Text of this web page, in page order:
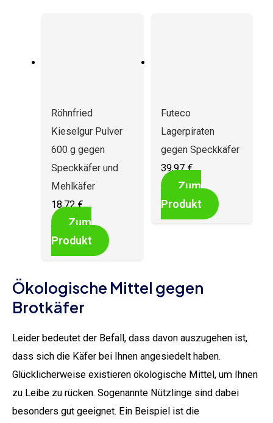
Röhnfried
Kieselgur Pulver
600 g gegen
Speckkäfer und
Mehlkäfer
18,72€
Zum
Produkt
Futeco
Lagerpiraten
gegen Speckkäfer
39,97€
Zum
Produkt
Ökologische Mittel gegen
Brotkäfer
Leider bedeutet der Befall, dass davon auszugehen ist,
dass sich die Käfer bei Ihnen angesiedelt haben.
Glücklicherweise existieren ökologische Mittel, um Ihnen
zu Leibe zu rücken. Sogenannte Nützlinge sind dabei
besonders gut geeignet. Ein Beispiel ist die